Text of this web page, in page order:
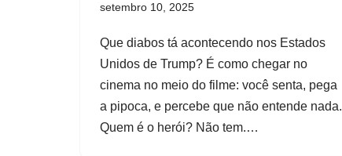
setembro 10, 2025
Que diabos tá acontecendo nos Estados
Unidos de Trump? É como chegar no
cinema no meio do filme: você senta, pega
a pipoca, e percebe que não entende nada.
Quem é o herói? Não tem.…